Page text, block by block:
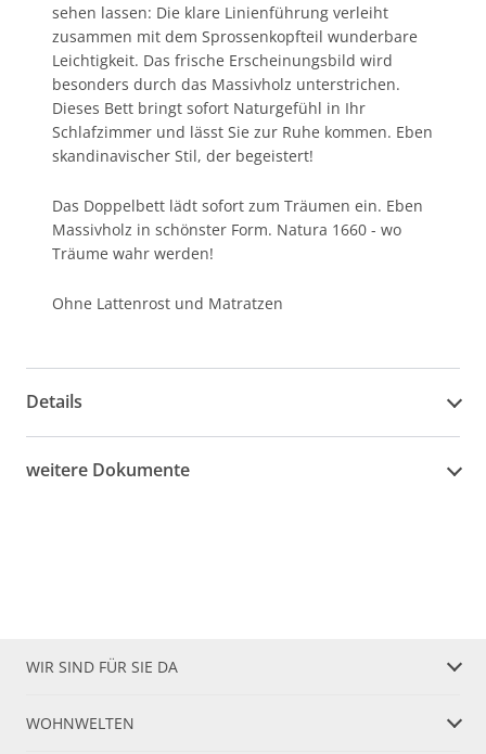
sehen lassen: Die klare Linienführung verleiht
zusammen mit dem Sprossenkopfteil wunderbare
Leichtigkeit. Das frische Erscheinungsbild wird
besonders durch das Massivholz unterstrichen.
Dieses Bett bringt sofort Naturgefühl in Ihr
Schlafzimmer und lässt Sie zur Ruhe kommen. Eben
skandinavischer Stil, der begeistert!
Das Doppelbett lädt sofort zum Träumen ein. Eben
Massivholz in schönster Form. Natura 1660 - wo
Träume wahr werden!
Ohne Lattenrost und Matratzen
Details
weitere Dokumente
WIR SIND FÜR SIE DA
WOHNWELTEN